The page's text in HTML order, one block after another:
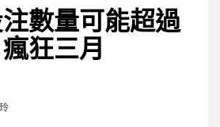
數量可能超過
狂三月